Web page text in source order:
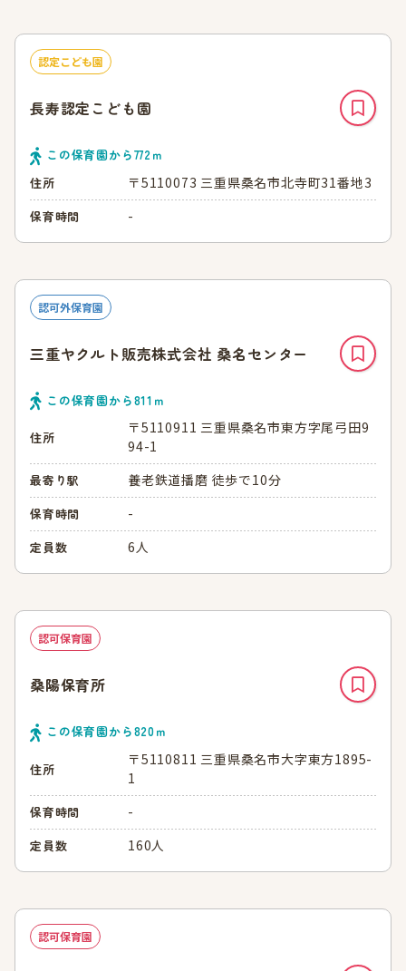
認定こども園
長寿認定こども園
この保育園から772ｍ
住所
〒5110073 三重県桑名市北寺町31番地3
保育時間 -
認可外保育園
三重ヤクルト販売株式会社 桑名センター
この保育園から811 ｍ
住所
〒5110911 三重県桑名市東方字尾弓田9
94-1
最寄り駅 養老鉄道播磨 徒歩で10分
保育時間 -
定員数 6人
認可保育園
桑陽保育所
この保育園から820ｍ
住所
〒5110811 三重県桑名市大字東方1895-
1
保育時間 -
定員数 160人
認可保育園